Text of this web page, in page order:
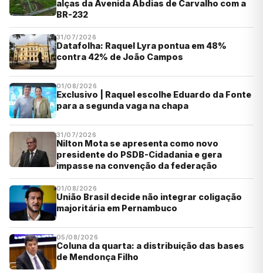
alças da Avenida Abdias de Carvalho com a
BR-232
31/07/2026
Datafolha: Raquel Lyra pontua em 48%
contra 42% de João Campos
01/08/2026
Exclusivo | Raquel escolhe Eduardo da Fonte
para a segunda vaga na chapa
31/07/2026
Nilton Mota se apresenta como novo
presidente do PSDB-Cidadania e gera
impasse na convenção da federação
01/08/2026
União Brasil decide não integrar coligação
majoritária em Pernambuco
05/08/2026
Coluna da quarta: a distribuição das bases
de Mendonça Filho